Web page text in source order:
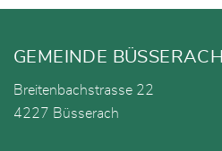
Fusszeile
GEMEINDE BÜSSERACH
Breitenbachstrasse 22
4227 Büsserach